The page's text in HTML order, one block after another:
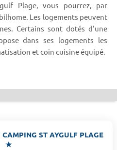
Plage, vous pourrez, par
Les logements peuvent
Certains sont dotés d'une
dans ses logements les
et coin cuisine équipé.
ST AYGULF PLAGE
★